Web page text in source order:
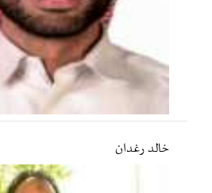
خالد رغدان